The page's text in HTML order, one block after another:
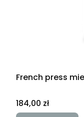
French press
Cena
184,00 zł